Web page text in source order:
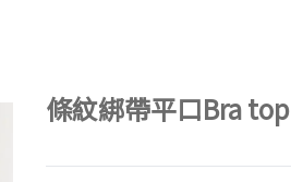
條紋綁帶平口Bra top